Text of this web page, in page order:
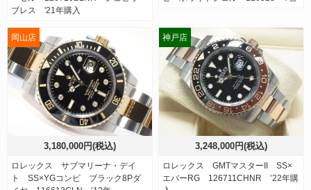
ブレス '21年購入
3,180,000円(税込)
ロレックス サブマリーナ・デイ
ト SS×YGコンビ ブラック8Pダ
岡山店
3,248,000円(税込)
ロレックス GMTマスターII SS×
エバーRG 126711CHNR ’22年購
神戸店